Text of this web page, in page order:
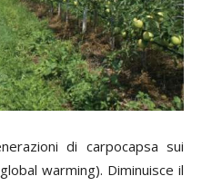
di carpocapsa sui
global warming). Diminuisce il